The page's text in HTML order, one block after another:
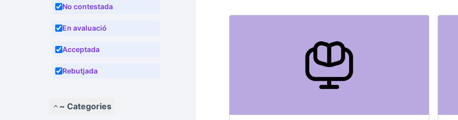
No contestada
En avaluació
Acceptada
Rebutjada
~ Categories